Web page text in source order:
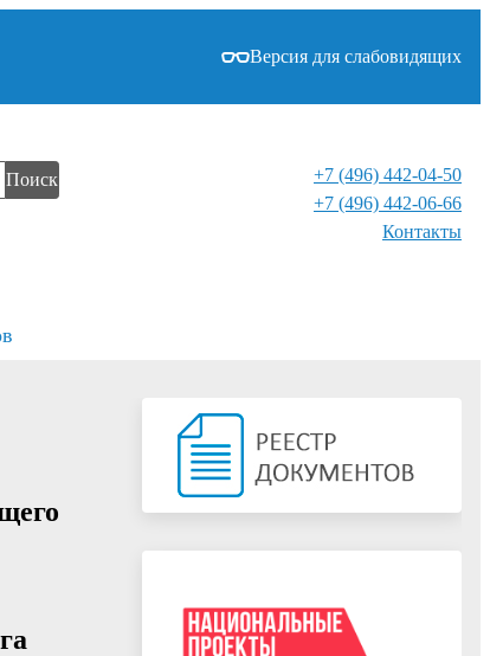
Версия для слабовидящих
Поиск
+7 (496) 442-04-50
+7 (496) 442-06-66
Контакты⁠